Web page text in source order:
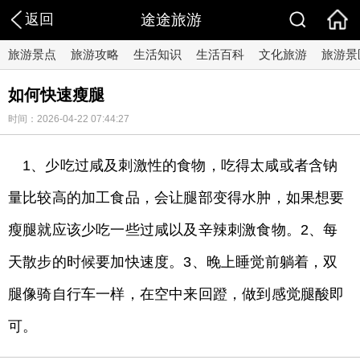
返回 途途旅游
旅游景点 旅游攻略 生活知识 生活百科 文化旅游 旅游景
如何快速瘦腿
时间：2026-04-22 07:44:27
1、少吃过咸及刺激性的食物，吃得太咸或者含钠
量比较高的加工食品，会让腿部变得水肿，如果想要
瘦腿就应该少吃一些过咸以及辛辣刺激食物。2、每
天散步的时候要加快速度。3、晚上睡觉前躺着，双
腿像骑自行车一样，在空中来回蹬，做到感觉腿酸即
可。